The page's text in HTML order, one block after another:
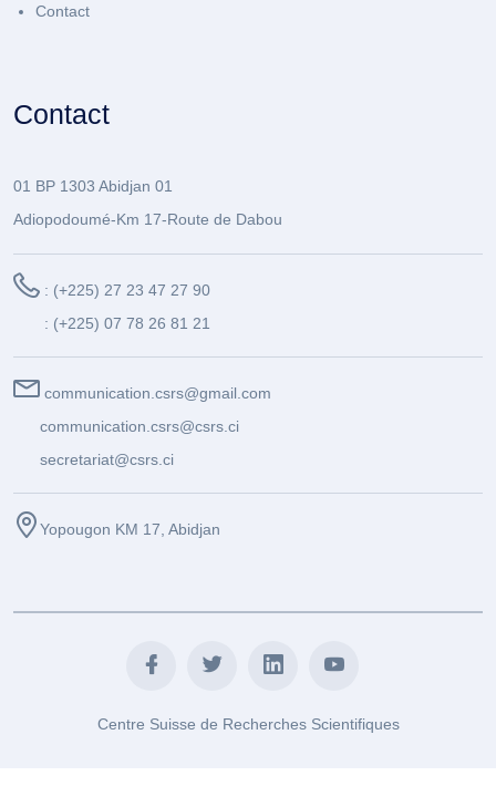
Contact
Contact
01 BP 1303 Abidjan 01
Adiopodoumé-Km 17-Route de Dabou
: (+225) 27 23 47 27 90
: (+225) 07 78 26 81 21
communication.csrs@gmail.com
communication.csrs@csrs.ci
secretariat@csrs.ci
Yopougon KM 17, Abidjan
Centre Suisse de Recherches Scientifiques